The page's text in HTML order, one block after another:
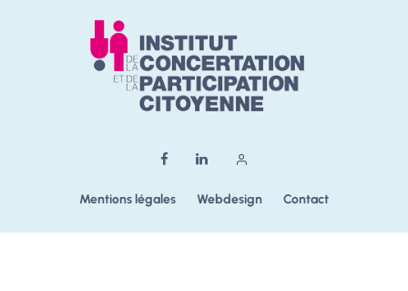
Mentions légales Webdesign Contact